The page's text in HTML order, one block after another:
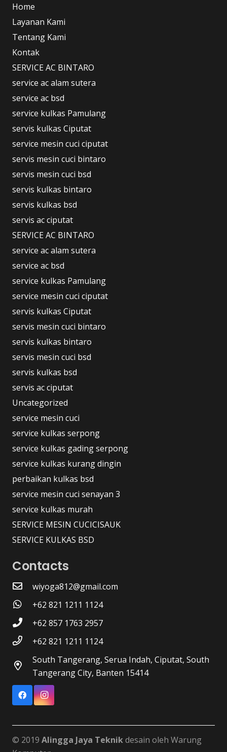
Home
Layanan Kami
Tentang Kami
Kontak
SERVICE AC BINTARO
service ac alam sutera
service ac bsd
service kulkas Pamulang
servis kulkas Ciputat
service mesin cuci ciputat
servis mesin cuci bintaro
servis mesin cuci bsd
servis kulkas bintaro
servis kulkas bsd
servis ac ciputat
SERVICE AC BINTARO
service ac alam sutera
service ac bsd
service kulkas Pamulang
service mesin cuci ciputat
servis kulkas Ciputat
servis mesin cuci bintaro
servis kulkas bintaro
servis mesin cuci bsd
servis kulkas bsd
servis ac ciputat
Uncategorized
service mesin cuci
service kulkas serpong
service kulkas gading serpong
service kulkas kurang dingin
perbaikan kulkas bsd
service mesin cuci senayan 3
service kulkas murah
SERVICE MESIN CUCICISAUK
SERVICE KULKAS BSD
Contacts
wiyoga812@gmail.com
+62 821 1211 1124
+62 857 1763 2957
+62 821 1211 1124
South Tangerang, Serua Indah, Ciputat, South
Tangerang City, Banten 15414
© 2019 Alingga Jaya Teknikdesain oleh Warung